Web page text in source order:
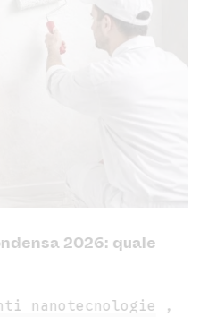
2026: quale
nanotecnologie
,